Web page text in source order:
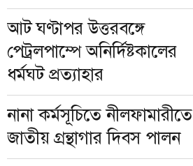
আট ঘণ্টাপর উত্তরবঙ্গে
পেট্রলপাম্পে অনির্দিষ্টকালের
ধর্মঘট প্রত্যাহার
নানা কর্মসূচিতে নীলফামারীতে
জাতীয় গ্রন্থাগার দিবস পালন